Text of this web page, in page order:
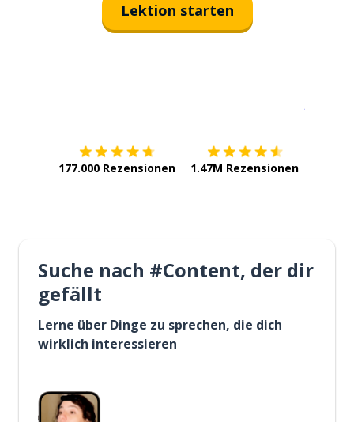
Lektion starten
177.000 Rezensionen 1.47M Rezensionen
Suche nach #Content, der dir
gefällt
Lerne über Dinge zu sprechen, die dich
wirklich interessieren